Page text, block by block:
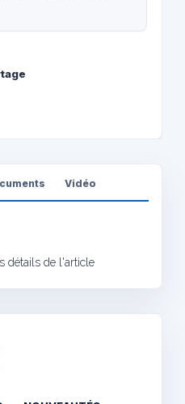
Vidéo
détails de l'article